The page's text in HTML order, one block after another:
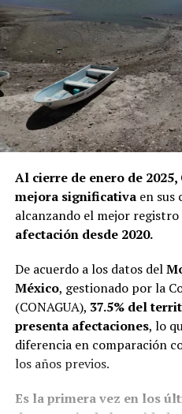
Al cierre de enero de
mejora significativaen sus
alcanzando el mejor registro
afectación desde 2020.
De acuerdo a los datos del
México, gestionado por la
(CONAGUA), 37.5% del
presenta afectaciones, lo
diferencia en comparación
los años previos.
Es la primera vez en los